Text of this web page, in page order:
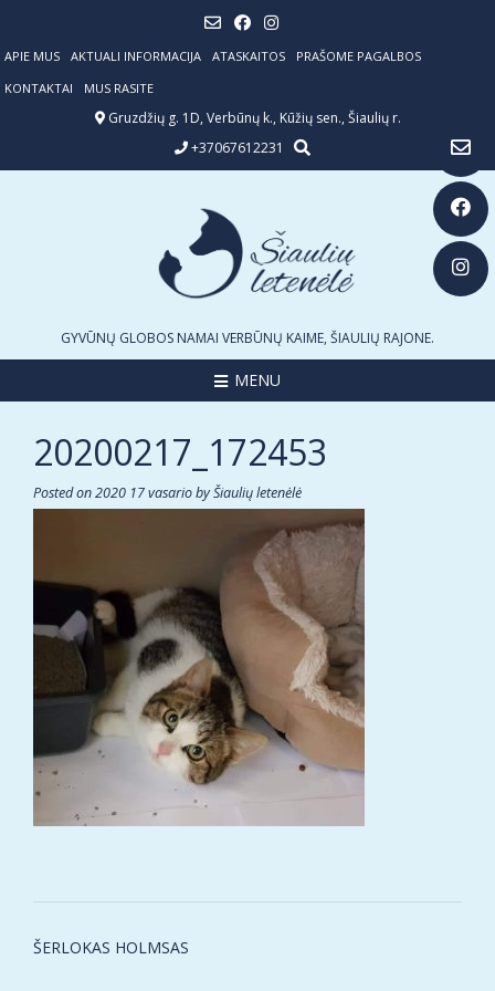
content
APIE MUS AKTUALI INFORMACIJA ATASKAITOS
PRAŠOME PAGALBOS
KONTAKTAI
MUS RASITE
Gruzdžių g. 1D, Verbūnų k., Kūžių sen., Šiaulių r.
+37067612231
GYVŪNŲ GLOBOS NAMAI VERBŪNŲ KAIME, ŠIAULIŲ RAJONE.
MENU
20200217_172453
Posted on2020 17 vasariobyŠiaulių letenėlė
Post
ŠERLOKAS HOLMSAS